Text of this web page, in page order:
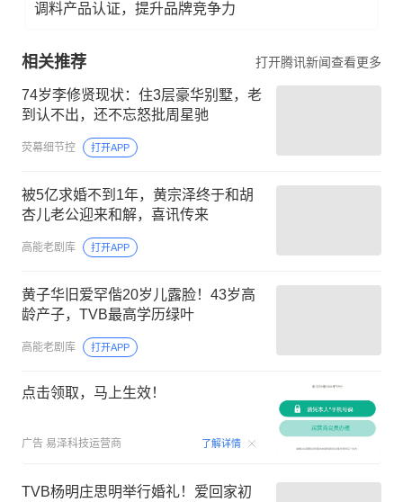
调料产品认证，提升品牌竞争力
相关推荐 打开腾讯新闻查看更多
74岁李修贤现状：住3层豪华别墅，老
到认不出，还不忘怒批周星驰
荧幕细节控 打开APP
被5亿求婚不到1年，黄宗泽终于和胡
杏儿老公迎来和解，喜讯传来
高能老剧库 打开APP
黄子华旧爱罕偕20岁儿露脸！43岁高
龄产子，TVB最高学历绿叶
高能老剧库 打开APP
点击领取，马上生效！
广告 易泽科技运营商 了解详情 00:09
TVB杨明庄思明举行婚礼！爱回家初